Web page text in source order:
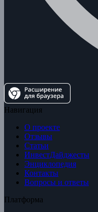
Навигация
О проекте
Отзывы
Статьи
ИнвестДайджесты
Энциклопедия
Контакты
Вопросы и ответы
Платформа